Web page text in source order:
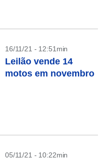
16/11/21 - 12:51min
Leilão vende 14
motos em novembro
05/11/21 - 10:22min